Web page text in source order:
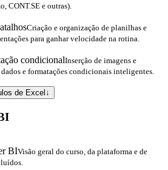
CONT.SE e outras).
Criação e organização de planilhas e
para ganhar velocidade na rotina.
condicionalInserção de imagens e
e formatações condicionais inteligentes.
de Excel ↓
BIVisão geral do curso, da plataforma e de